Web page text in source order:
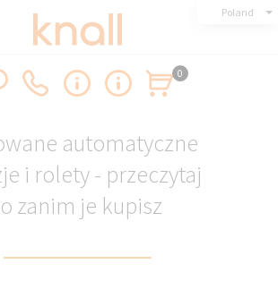
Poland
0
automatyczne
i rolety - przeczytaj
zanim je kupisz